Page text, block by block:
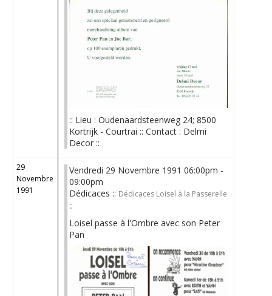
:: Lieu : Oudenaardsteenweg 24; 8500
Kortrijk - Courtrai :: Contact : Delmi
Decor ::
29
Novembre
1991
Vendredi 29 Novembre 1991 06:00pm -
09:00pm
Dédicaces :: Dédicaces Loisel à la Passerelle
::
Loisel passe à l'Ombre avec son Peter
Pan